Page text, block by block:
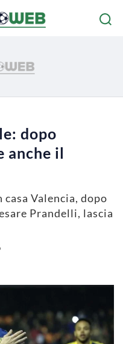
dopo
anche il
Valencia, dopo
Prandelli, lascia